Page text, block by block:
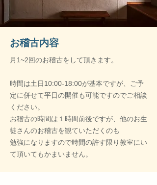
​お稽古内容
月1~2回のお稽古をして頂きます。
時間は土日10:00-18:00が基本ですが、ご予
定に併せて平日の開催も可能ですのでご相談
ください。
お稽古の時間は１時間前後ですが、他のお生
徒さんのお稽古を観ていただくのも
勉強になりますので時間の許す限り教室にい
て頂いてもかまいません。